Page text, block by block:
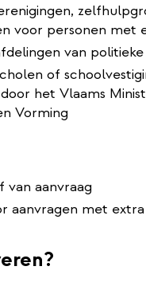
voor personen met
van
of
het Vlaams
Vorming
van aanvraag
aanvragen met